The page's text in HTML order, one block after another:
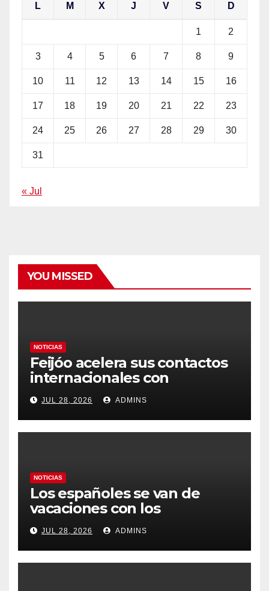
L M X J V S D
1 2
3 4 5 6 7 8 9
10 11 12 13 14 15 16
17 18 19 20 21 22 23
24 25 26 27 28 29 30
31
« Jul
YOU MISSED
NOTICIAS
Feijóo acelera sus contactos
internacionales con
Latinoamérica como socio
prioritario en su agenda de
gobierno
JUL 28, 2026 ADMINS
NOTICIAS
Los españoles se van de
vacaciones con los
carburantes hasta un 21%
más caros que el año pasado
y los hoteles disparados
JUL 28, 2026 ADMINS